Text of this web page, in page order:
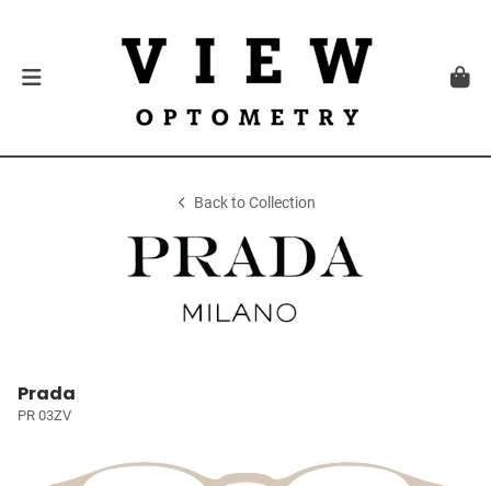
Back to Collection
Prada
PR 03ZV